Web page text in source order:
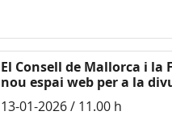
El Consell de Mallorca i
nou espai web per a la
13-01-2026 / 11.00 h